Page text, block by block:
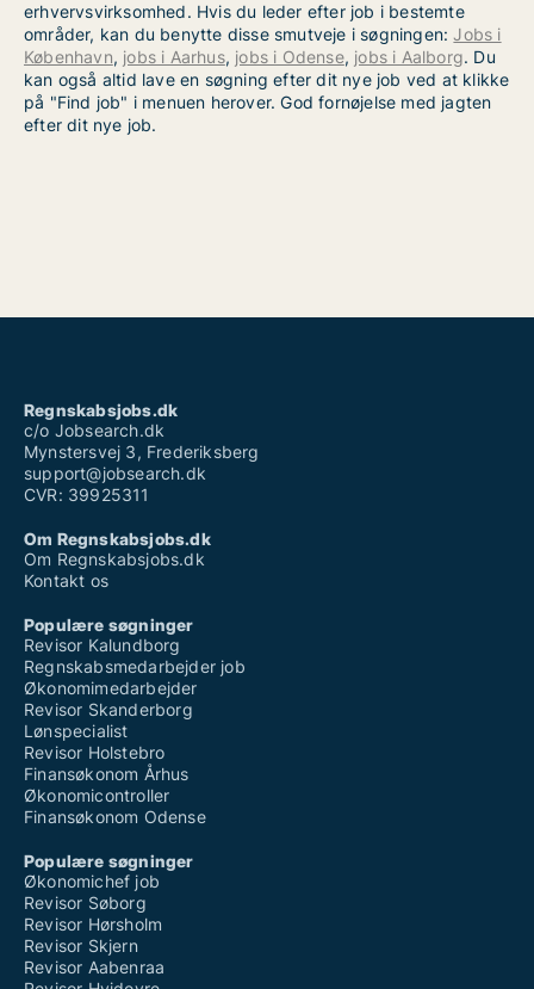
erhvervsvirksomhed. Hvis du leder efter job i bestemte
områder, kan du benytte disse smutveje i søgningen:Jobs i
København, jobs i Aarhus, jobs i Odense, jobs i Aalborg. Du
kan også altid lave en søgning efter dit nye job ved at klikke
på "Find job" i menuen herover. God fornøjelse med jagten
efter dit nye job.
Regnskabsjobs.dk
c/o Jobsearch.dk
Mynstersvej 3, Frederiksberg
support@jobsearch.dk
CVR: 39925311
Om Regnskabsjobs.dk
Om Regnskabsjobs.dk
Kontakt os
Populære søgninger
Revisor Kalundborg
Regnskabsmedarbejder job
Økonomimedarbejder
Revisor Skanderborg
Lønspecialist
Revisor Holstebro
Finansøkonom Århus
Økonomicontroller
Finansøkonom Odense
Populære søgninger
Økonomichef job
Revisor Søborg
Revisor Hørsholm
Revisor Skjern
Revisor Aabenraa